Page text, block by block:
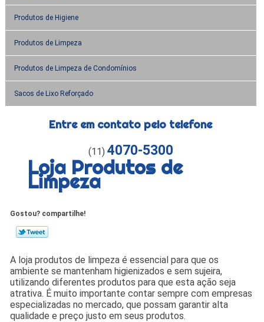
Produtos de Higiene
Produtos de Limpeza
Produtos de Limpeza de Condomínios
Sacos de Lixo Reforçado
Entre em contato pelo telefone
(11) 4070-5300
Loja Produtos de
Limpeza
Gostou? compartilhe!
A loja produtos de limpeza é essencial para que os
ambiente se mantenham higienizados e sem sujeira,
utilizando diferentes produtos para que esta ação seja
atrativa. É muito importante contar sempre com empresas
especializadas no mercado, que possam garantir alta
qualidade e preço justo em seus produtos.